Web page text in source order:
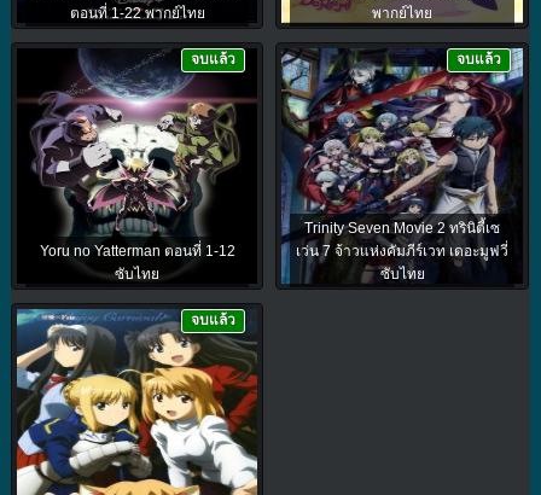
ตอนที่ 1-22 พากย์ไทย
พากย์ไทย
Yoru no Yatterman ตอนที่ 1-12
ซับไทย
จบแล้ว
Trinity Seven Movie 2 ทรินิตี้เซ
เว่น 7 จ้าวแห่งคัมภีร์เวท เดอะมูฟวี่
ซับไทย
จบแล้ว
จบแล้ว